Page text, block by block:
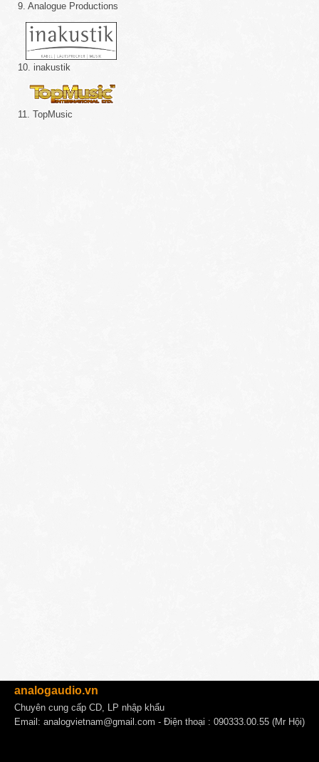
9. Analogue Productions
10. inakustik
11. TopMusic
analogaudio.vn
Chuyên cung cấp CD, LP nhập khẩu
Email: analogvietnam@gmail.com - Điện thoại : 090333.00.55 (Mr Hội)